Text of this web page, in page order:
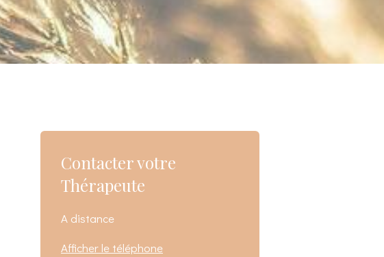
Contacter votre
Thérapeute
A distance
Afficher le téléphone